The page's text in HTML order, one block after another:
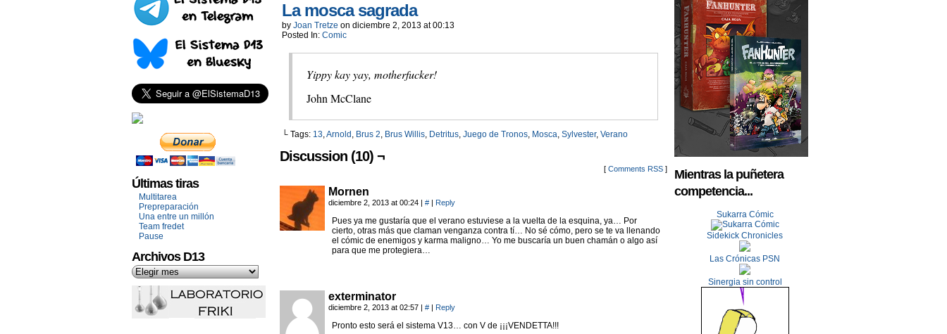
Últimas tiras
Multitarea
Prepreparación
Una entre un millón
Team fredet
Pause
Archivos D13
La mosca sagrada
by Joan Tretze on diciembre 2, 2013 at00:13
Posted In: Comic
Yippy kay yay, motherfucker!
John McClane
└ Tags: 13,Arnold , Brus 2, Brus Willis, Detritus, Juego de Tronos, Mosca, Sylvester, Verano
Discussion (10) ¬
[ Comments RSS ]
Mornen
diciembre 2, 2013 at 00:24 | # | Reply
Pues ya me gustaría que el verano estuviese a la vuelta de la esquina, ya… Por
cierto, otras más que claman venganza contra tí… No sé cómo, pero se te va llenando
el cómic de enemigos y karma maligno… Yo me buscaría un buen chamán o algo así
para que me protegiera…
exterminator
diciembre 2, 2013 at 02:57 | # | Reply
Pronto esto será el sistema V13… con V de ¡¡¡VENDETTA!!!
Mientras la puñetera
competencia...
Sukarra Cómic
Sidekick Chronicles
Las Crónicas PSN
Sinergia sin control